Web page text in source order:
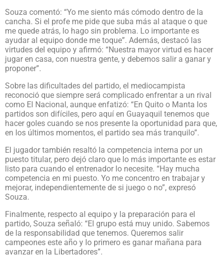
Souza comentó: “Yo me siento más cómodo dentro de la
cancha. Si el profe me pide que suba más al ataque o que
me quede atrás, lo hago sin problema. Lo importante es
ayudar al equipo donde me toque”. Además, destacó las
virtudes del equipo y afirmó: “Nuestra mayor virtud es hacer
jugar en casa, con nuestra gente, y debemos salir a ganar y
proponer”.
Sobre las dificultades del partido, el mediocampista
reconoció que siempre será complicado enfrentar a un rival
como El Nacional, aunque enfatizó: “En Quito o Manta los
partidos son difíciles, pero aquí en Guayaquil tenemos que
hacer goles cuando se nos presente la oportunidad para que,
en los últimos momentos, el partido sea más tranquilo”.
El jugador también resaltó la competencia interna por un
puesto titular, pero dejó claro que lo más importante es estar
listo para cuando el entrenador lo necesite. “Hay mucha
competencia en mi puesto. Yo me concentro en trabajar y
mejorar, independientemente de si juego o no”, expresó
Souza.
Finalmente, respecto al equipo y la preparación para el
partido, Souza señaló: “El grupo está muy unido. Sabemos
de la responsabilidad que tenemos. Queremos salir
campeones este año y lo primero es ganar mañana para
avanzar en la Libertadores”.